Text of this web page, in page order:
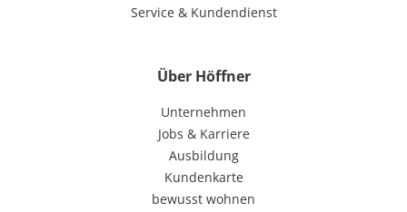
Service & Kundendienst
Über Höffner
Unternehmen
Jobs & Karriere
Ausbildung
Kundenkarte
bewusst wohnen